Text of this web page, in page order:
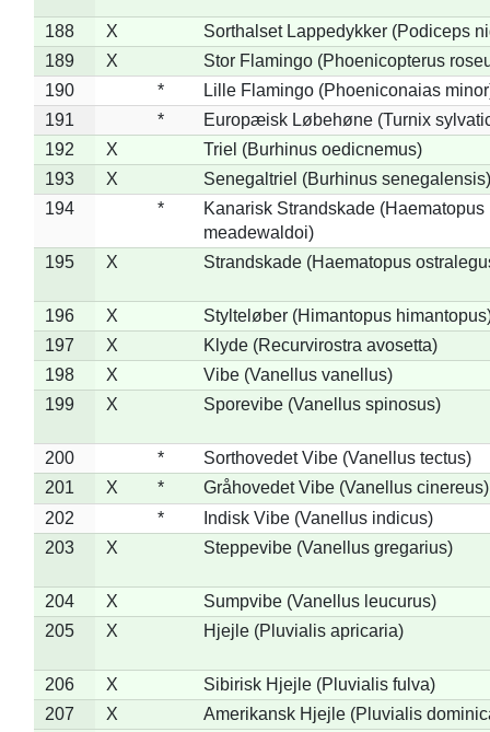
188 X
Sorthalset Lappedykker (Podiceps
189
X
Stor Flamingo (Phoenicopterus
190
*
Lille Flamingo (Phoeniconaias
191
*
Europæisk Løbehøne (Turnix
192
X
Triel (Burhinus oedicnemus)
193
X
Senegaltriel (Burhinus senegalensis)
194
*
Kanarisk Strandskade (Haematopus
meadewaldoi)
195
X Strandskade (Haematopus
196 X
Stylteløber (Himantopus
197
X
Klyde (Recurvirostra avosetta)
198
X
Vibe (Vanellus vanellus)
199
X Sporevibe (Vanellus spinosus)
200 *
Sorthovedet Vibe (Vanellus tectus)
201
X *
Gråhovedet Vibe (Vanellus cinereus)
202
*
Indisk Vibe (Vanellus indicus)
203
X Steppevibe (Vanellus gregarius)
204 X
Sumpvibe (Vanellus leucurus)
205
X Hjejle (Pluvialis apricaria)
206 X
Sibirisk Hjejle (Pluvialis fulva)
207
X
Amerikansk Hjejle (Pluvialis